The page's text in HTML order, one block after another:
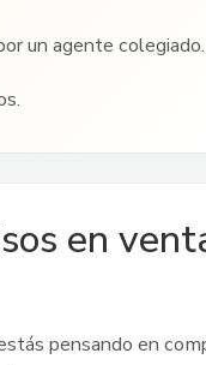
un agente colegiado.
en
pensando en